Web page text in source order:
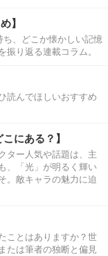
】
ち、どこか懐かしい記憶
り返る連載コラム。
読んでほしいおすすめ
にある？】
ター人気や話題は、主
、「光」が明るく輝い
。敵キャラの魅力に迫
ことはありますか？世
たは筆者の独断と偏見